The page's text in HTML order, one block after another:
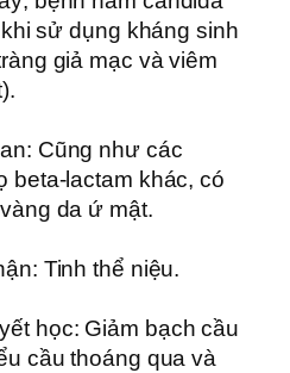
sử dụng kháng sinh
giả mạc và viêm
Cũng như các
beta-lactam khác, có
da ứ mật.
Tinh thể niệu.
học: Giảm bạch cầu
cầu thoáng qua và